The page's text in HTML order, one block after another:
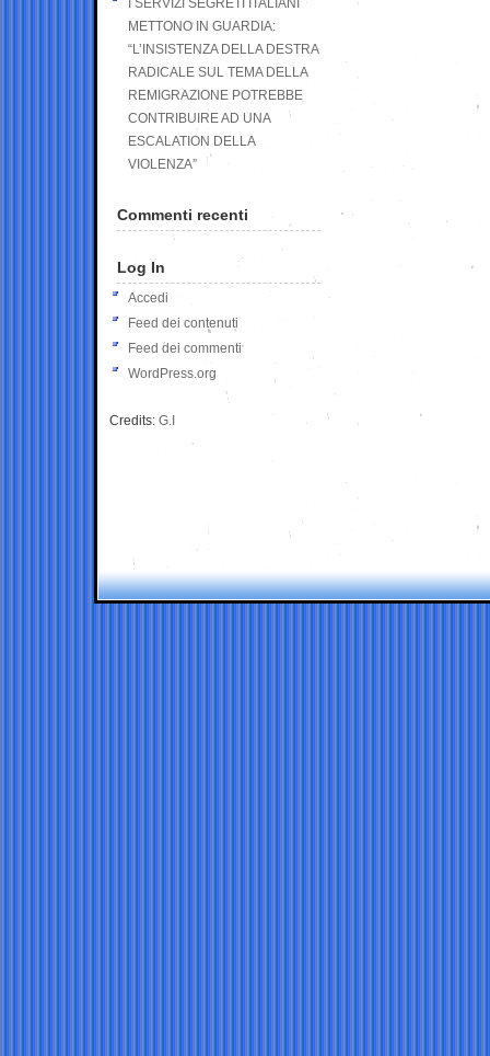
I SERVIZI SEGRETI ITALIANI
METTONO IN GUARDIA:
“L’INSISTENZA DELLA DESTRA
RADICALE SUL TEMA DELLA
REMIGRAZIONE POTREBBE
CONTRIBUIRE AD UNA
ESCALATION DELLA
VIOLENZA”
Commenti recenti
Log In
Accedi
Feed dei contenuti
Feed dei commenti
WordPress.org
Credits: G.I